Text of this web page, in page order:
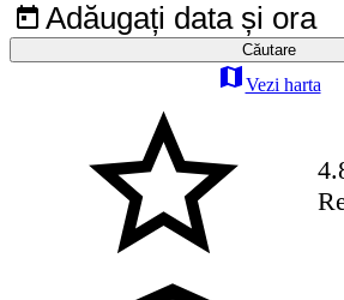
Adăugați data și ora
Căutare
Vezi harta